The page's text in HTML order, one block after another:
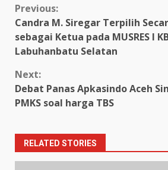
Continue
Reading
Previous:
Candra M. Siregar Terpilih
sebagai Ketua pada MUSRES I
Labuhanbatu Selatan
Next:
Debat Panas Apkasindo Aceh
PMKS soal harga TBS
RELATED STORIES